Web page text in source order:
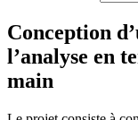
Conception
l’analyse en
main